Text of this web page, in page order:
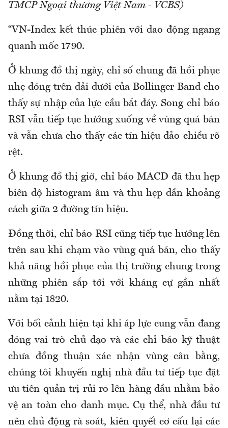
TMCP Ngoại thương Việt Nam - VCBS)
“VN-Index kết thúc phiên với dao động ngang
quanh mốc 1790.
Ở khung đồ thị ngày, chỉ số chung đã hồi phục
nhẹ đóng trên dải dưới của Bollinger Band cho
thấy sự nhập của lực cầu bắt đáy. Song chỉ báo
RSI vẫn tiếp tục hướng xuống về vùng quá bán
và vẫn chưa cho thấy các tín hiệu đảo chiều rõ
rệt.
Ở khung đồ thị giờ, chỉ báo MACD đã thu hẹp
biên độ histogram âm và thu hẹp dần khoảng
cách giữa 2 đường tín hiệu.
Đồng thời, chỉ báo RSI cũng tiếp tục hướng lên
trên sau khi chạm vào vùng quá bán, cho thấy
khả năng hồi phục của thị trường chung trong
những phiên sắp tới với kháng cự gần nhất
nằm tại 1820.
Với bối cảnh hiện tại khi áp lực cung vẫn đang
đóng vai trò chủ đạo và các chỉ báo kỹ thuật
chưa đồng thuận xác nhận vùng cân bằng,
chúng tôi khuyến nghị nhà đầu tư tiếp tục đặt
ưu tiên quản trị rủi ro lên hàng đầu nhằm bảo
vệ an toàn cho danh mục. Cụ thể, nhà đầu tư
nên chủ động rà soát, kiên quyết cơ cấu lại các